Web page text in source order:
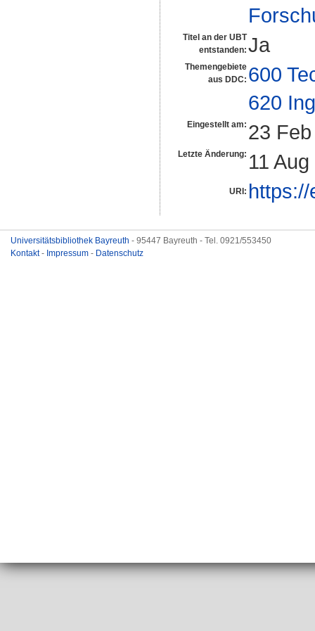
Titel an der UBT
entstanden: Ja
Themengebiete
aus DDC: 600
620
Eingestellt am: 23
Letzte Änderung: 11
URI:
Universitätsbibliothek Bayreuth - 95447 Bayreuth - Tel. 0921/553450
Kontakt- Impressum - Datenschutz